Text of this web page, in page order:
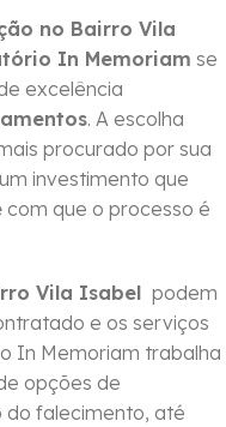
no Bairro Vila
In Memoriam se
excelência
. A escolha
procurado por sua
investimento que
com que o processo é
Vila Isabel podem
e os serviços
In Memoriam trabalha
opções de
do falecimento, até